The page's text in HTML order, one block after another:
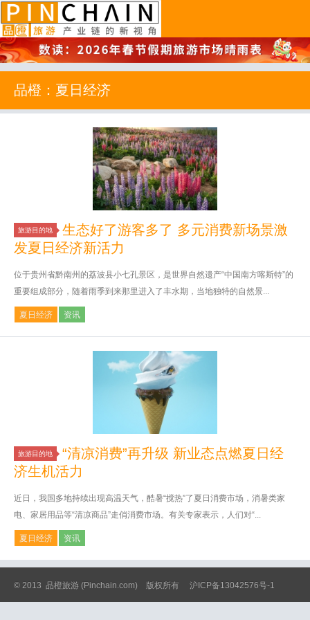
品橙旅游
品橙：夏日经济
旅游目的地
生态好了游客多了 多元消费新场景激
发夏日经济新活力
位于贵州省黔南州的荔波县小七孔景区，是世界自然遗产“中国南方喀斯特”的
重要组成部分，随着雨季到来那里进入了丰水期，当地独特的自然景...
夏日经济 资讯
旅游目的地
“清凉消费”再升级 新业态点燃夏日经
济生机活力
近日，我国多地持续出现高温天气，酷暑“搅热”了夏日消费市场，消暑类家
电、家居用品等“清凉商品”走俏消费市场。有关专家表示，人们对“...
夏日经济 资讯
© 2013 品橙旅游 (Pinchain.com) 版权所有 沪ICP备13042576号-1